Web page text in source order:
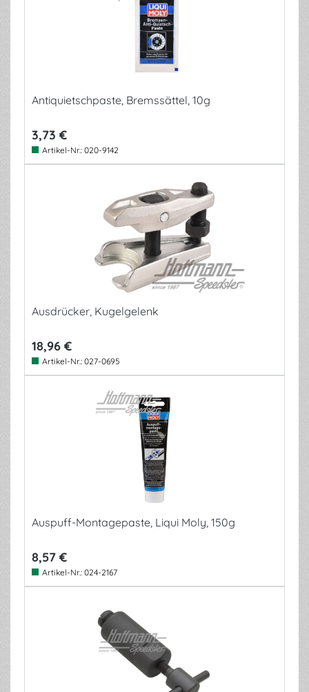
Antiquietschpaste, Bremssättel, 10g
3,73 €
Artikel-Nr.: 020-9142
Ausdrücker, Kugelgelenk
18,96 €
Artikel-Nr.: 027-0695
Auspuff-Montagepaste, Liqui Moly, 150g
8,57 €
Artikel-Nr.: 024-2167